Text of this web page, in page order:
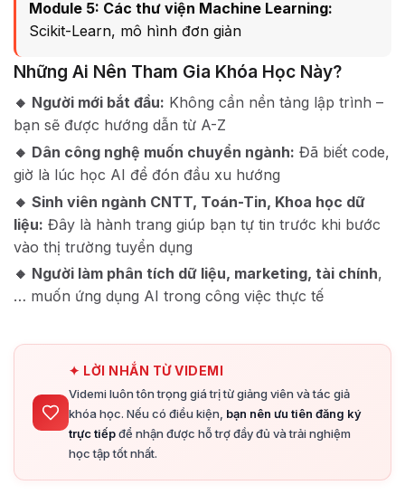
Module 5: Các thư viện Machine Learning:
Scikit-Learn, mô hình đơn giản
Những Ai Nên Tham Gia Khóa Học Này?
🔸 Người mới bắt đầu: Không cần nền tảng lập trình –
bạn sẽ được hướng dẫn từ A-Z
🔸 Dân công nghệ muốn chuyển ngành: Đã biết code,
giờ là lúc học AI để đón đầu xu hướng
🔸 Sinh viên ngành CNTT, Toán-Tin, Khoa học dữ
liệu: Đây là hành trang giúp bạn tự tin trước khi bước
vào thị trường tuyển dụng
🔸 Người làm phân tích dữ liệu, marketing, tài chính,
… muốn ứng dụng AI trong công việc thực tế
✦ LỜI NHẮN TỪ VIDEMI
Videmi luôn tôn trọng giá trị từ giảng viên và tác giả
khóa học. Nếu có điều kiện, bạn nên ưu tiên đăng ký
trực tiếpđể nhận được hỗ trợ đầy đủ và trải nghiệm
học tập tốt nhất.